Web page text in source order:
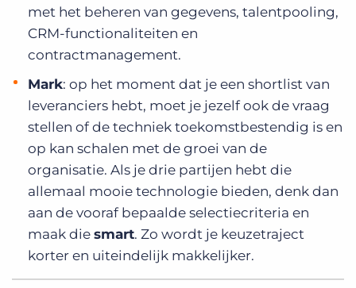
met het beheren van gegevens, talentpooling,
CRM-functionaliteiten en
contractmanagement.
Mark: op het moment dat je een shortlist van
leveranciers hebt, moet je jezelf ook de vraag
stellen of de techniek toekomstbestendig is en
op kan schalen met de groei van de
organisatie. Als je drie partijen hebt die
allemaal mooie technologie bieden, denk dan
aan de vooraf bepaalde selectiecriteria en
maak die smart. Zo wordt je keuzetraject
korter en uiteindelijk makkelijker.